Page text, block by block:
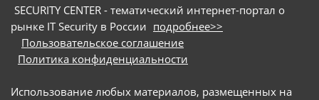
SECURITY CENTER - тематический интернет-портал о
рынке IT Security в России подробнее>>
Пользовательское соглашение
Политика конфиденциальности
Использование любых материалов, размещенных на